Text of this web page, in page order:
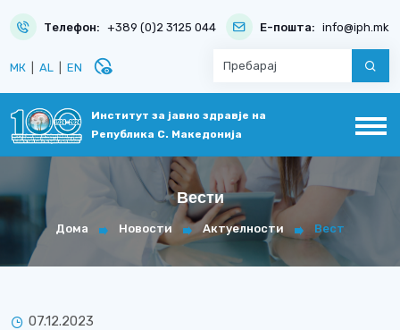
Телефон: +389 (0)2 3125 044 Е-пошта: info@iph.mk
МК AL EN disabled_visible
Институт за јавно здравје на
Република С. Македонија
Вести
Дома Новости Актуелности Вест
07.12.2023